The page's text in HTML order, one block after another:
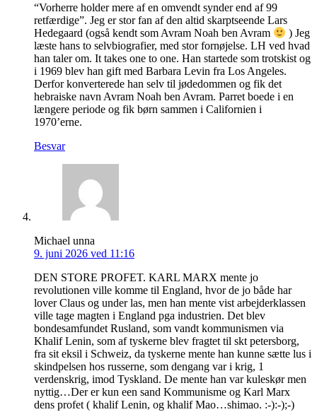
“Vorherre holder mere af en omvendt synder end af 99
retfærdige”. Jeg er stor fan af den altid skarptseende Lars
Hedegaard (også kendt som Avram Noah ben Avram
) Jeg
læste hans to selvbiografier, med stor fornøjelse. LH ved hvad
han taler om. It takes one to one. Han startede som trotskist og
i 1969 blev han gift med Barbara Levin fra Los Angeles.
Derfor konverterede han selv til jødedommen og fik det
hebraiske navn Avram Noah ben Avram. Parret boede i en
længere periode og fik børn sammen i Californien i
1970’erne.
Besvar
Michael unna
9. juni 2026 ved 11:16
DEN STORE PROFET. KARL MARX mente jo
revolutionen ville komme til England, hvor de jo både har
lover Claus og under las, men han mente vist arbejderklassen
ville tage magten i England pga industrien. Det blev
bondesamfundet Rusland, som vandt kommunismen via
Khalif Lenin, som af tyskerne blev fragtet til skt petersborg,
fra sit eksil i Schweiz, da tyskerne mente han kunne sætte lus i
skindpelsen hos russerne, som dengang var i krig, 1
verdenskrig, imod Tyskland. De mente han var kuleskør men
nyttig…Der er kun een sand Kommunisme og Karl Marx
dens profet ( khalif Lenin, og khalif Mao…shimao. :-):-);-)